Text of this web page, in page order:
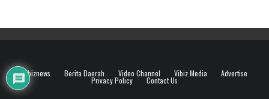
Vibiznews Berita Daerah Video Channel Vibiz Media Advertise
Privacy Policy Contact Us